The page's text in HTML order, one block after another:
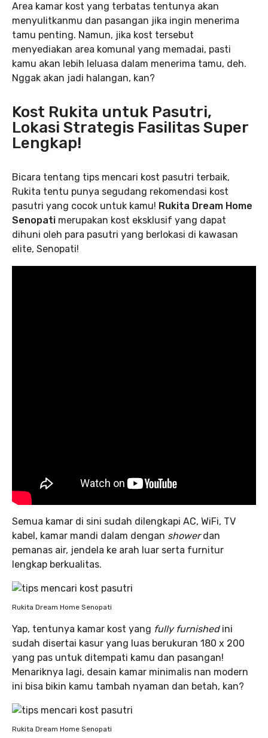
Area kamar kost yang terbatas tentunya akan
menyulitkanmu dan pasangan jika ingin menerima
tamu penting. Namun, jika kost tersebut
menyediakan area komunal yang memadai, pasti
kamu akan lebih leluasa dalam menerima tamu, deh.
Nggak akan jadi halangan, kan?
Kost Rukita untuk Pasutri,
Lokasi Strategis Fasilitas Super
Lengkap!
Bicara tentang tips mencari kost pasutri terbaik,
Rukita tentu punya segudang rekomendasi kost
pasutri yang cocok untuk kamu! Rukita Dream Home
Senopati merupakan kost eksklusif yang dapat
dihuni oleh para pasutri yang berlokasi di kawasan
elite, Senopati!
Semua kamar di sini sudah dilengkapi AC, WiFi, TV
kabel, kamar mandi dalam dengan showerdan
pemanas air, jendela ke arah luar serta furnitur
lengkap berkualitas.
Rukita Dream Home Senopati
Yap, tentunya kamar kost yang fully furnished ini
sudah disertai kasur yang luas berukuran 180 x 200
yang pas untuk ditempati kamu dan pasangan!
Menariknya lagi, desain kamar minimalis nan modern
ini bisa bikin kamu tambah nyaman dan betah, kan?
Rukita Dream Home Senopati